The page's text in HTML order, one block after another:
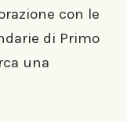
con le
di Primo
una